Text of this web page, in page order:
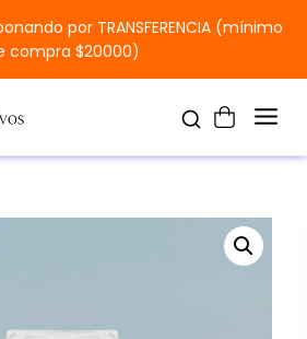
por TRANSFERENCIA (mínimo
compra $20000)